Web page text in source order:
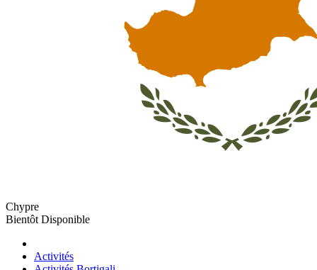
Chypre
Bientôt Disponible
Activités